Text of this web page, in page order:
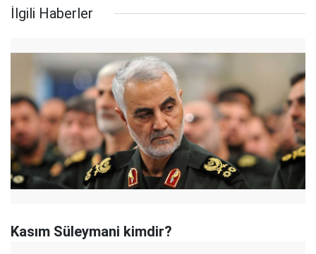
İlgili Haberler
Kasım Süleymani kimdir?